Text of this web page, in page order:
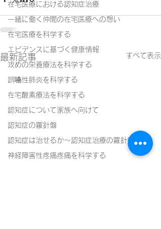
在宅医療における認知症治療
一緒に働く仲間の在宅医療への想い
在宅医療を科学する
エビデンスに基づく健康情報
攻めの栄養療法を科学する
誤嚥性肺炎を科学する
在宅酸素療法を科学する
認知症について家族へ向けて
認知症の羅針盤
認知症は治せるか～認知症治療の羅針盤
神経障害性疼痛疼痛を科学する
最新記事 すべて表示